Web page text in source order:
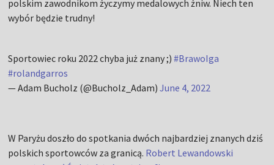
polskim zawodnikom życzymy medalowych żniw. Niech ten
wybór będzie trudny!
Sportowiec roku 2022 chyba już znany ;)#BrawoIga
#rolandgarros
— Adam Bucholz (@Bucholz_Adam)June 4, 2022
W Paryżu doszło do spotkania dwóch najbardziej znanych dziś
polskich sportowców za granicą. Robert Lewandowski